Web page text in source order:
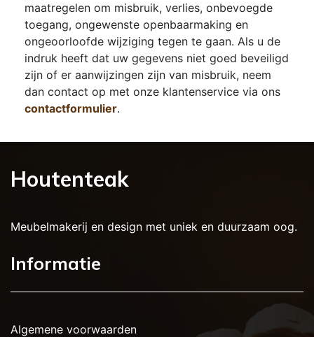
maatregelen om misbruik, verlies, onbevoegde
toegang, ongewenste openbaarmaking en
ongeoorloofde wijziging tegen te gaan. Als u de
indruk heeft dat uw gegevens niet goed beveiligd
zijn of er aanwijzingen zijn van misbruik, neem
dan contact op met onze klantenservice via ons
contactformulier.
Houtenteak
Meubelmakerij en design met uniek en duurzaam oog.
Informatie
Algemene voorwaarden